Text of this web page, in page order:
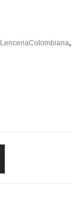
LenceriaColombiana,